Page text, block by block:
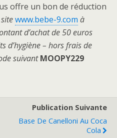
offre un bon de réduction
www.bebe-9.com à
d’achat de 50 euros
d’hygiène – hors frais de
suivantMOOPY229
Publication Suivante
Base De Canelloni Au Coca
Cola